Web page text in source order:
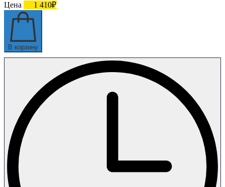
Цена
1 410₽
В корзину